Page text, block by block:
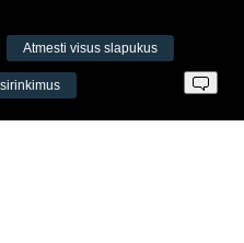
Atmesti visus slapukus